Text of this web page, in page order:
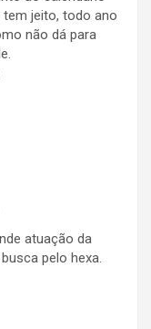
jeito, todo ano
não dá para
atuação da
pelo hexa.